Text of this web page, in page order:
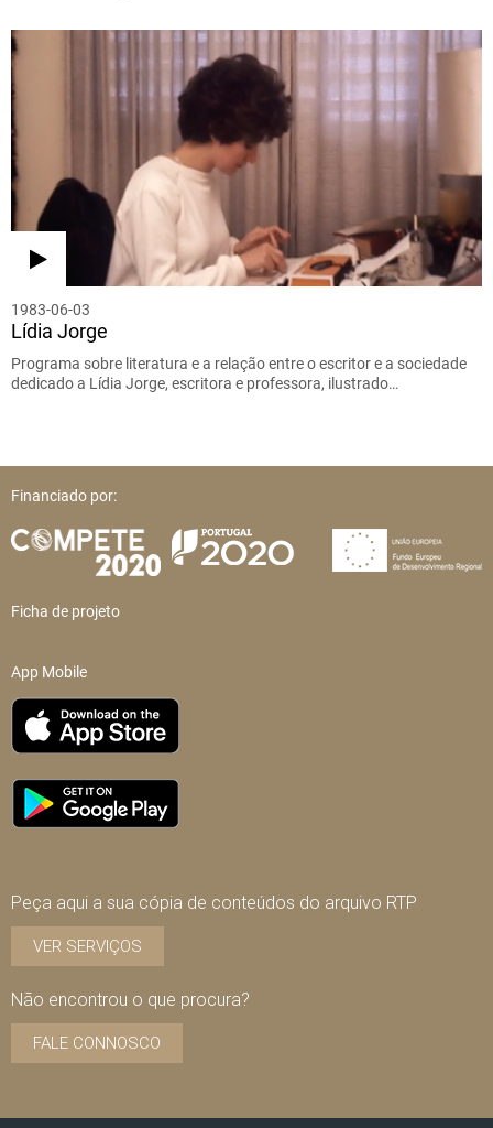
1983-06-03
Lídia Jorge
Programa sobre literatura e a relação entre o escritor e a sociedade
dedicado a Lídia Jorge, escritora e professora, ilustrado…
Financiado por:
Ficha de projeto
App Mobile
Peça aqui a sua cópia de conteúdos do arquivo RTP
VER SERVIÇOS
Não encontrou o que procura?
FALE CONNOSCO